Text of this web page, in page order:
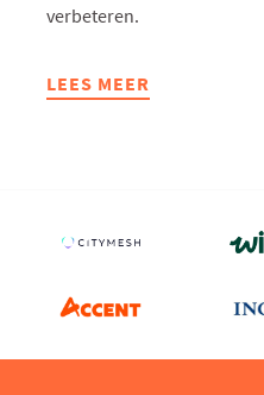
verbeteren.
LEES MEER
ABOUT